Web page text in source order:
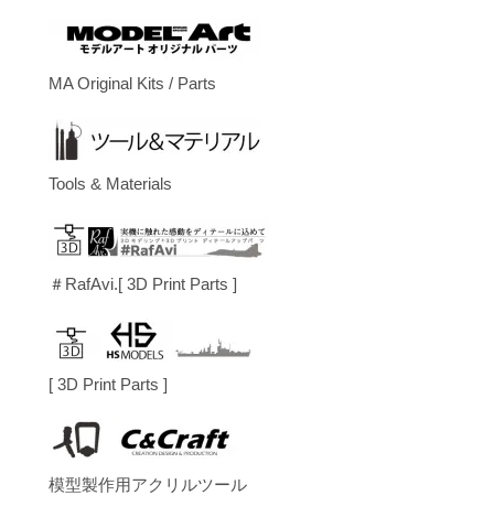
MA Original Kits / Parts
Tools & Materials
＃RafAvi.[ 3D Print Parts ]
[ 3D Print Parts ]
模型製作用アクリルツール